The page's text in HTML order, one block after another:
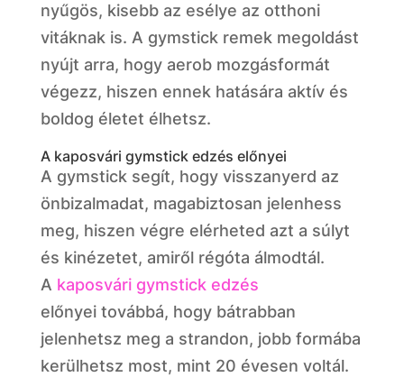
nyűgös, kisebb az esélye az otthoni
vitáknak is. A gymstick remek megoldást
nyújt arra, hogy aerob mozgásformát
végezz, hiszen ennek hatására aktív és
boldog életet élhetsz.
A kaposvári gymstick edzés előnyei
A gymstick segít, hogy visszanyerd az
önbizalmadat, magabiztosan jelenhess
meg, hiszen végre elérheted azt a súlyt
és kinézetet, amiről régóta álmodtál.
A kaposvári gymstick edzés
előnyei továbbá, hogy bátrabban
jelenhetsz meg a strandon, jobb formába
kerülhetsz most, mint 20 évesen voltál.